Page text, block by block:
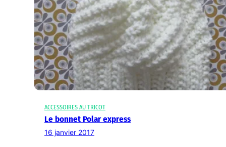
ACCESSOIRES AU TRICOT
Le bonnet Polar express
16 janvier 2017